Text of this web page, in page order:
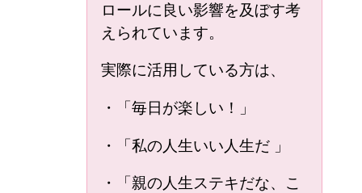
ロールに良い影響を及ぼす考
えられています。
実際に活用している方は、
・「毎日が楽しい！」
・「私の人生いい人生だ 」
・「親の人生ステキだな、こ